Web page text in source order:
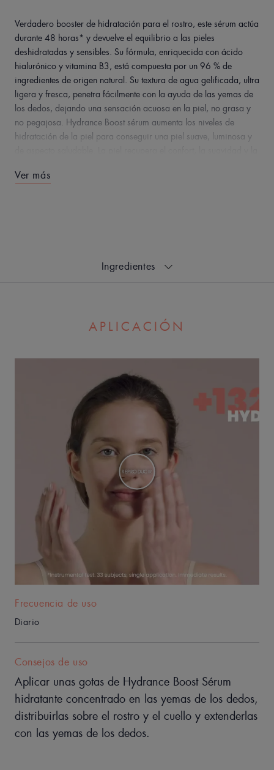
Verdadero booster de hidratación para el rostro, este sérum actúa
durante 48 horas* y devuelve el equilibrio a las pieles
deshidratadas y sensibles. Su fórmula, enriquecida con ácido
hialurónico y vitamina B3, está compuesta por un 96 % de
ingredientes de origen natural. Su textura de agua gelificada, ultra
ligera y fresca, penetra fácilmente con la ayuda de las yemas de
los dedos, dejando una sensación acuosa en la piel, no grasa y
no pegajosa. Hydrance Boost sérum aumenta los niveles de
hidratación de la piel para conseguir una piel suave, luminosa y
ultraligera y refrescante para una piel
Enriquecido con Agua termal de Avène, este sérum hidrata
intensamente las pieles sensibles deshidratadas.
Beneficios
• 48 HORAS DE HIDRATACIÓN*
• REFUERZA la barrera de hidratación de la piel
• RESPETA el equilibrio de la piel
TEXTURA
Beneficios de la textura
hidratada.
Aroma del contenido
Suave y ligero
Ver más
ingredientes
APLICACIÓN
REPRODUCIR
Frecuencia de uso
Diario
Consejos de uso
Aplicar unas gotas de Hydrance Boost Sérum
hidratante concentrado en las yemas de los dedos,
distribuirlas sobre el rostro y el cuello y extenderlas
con las yemas de los dedos.